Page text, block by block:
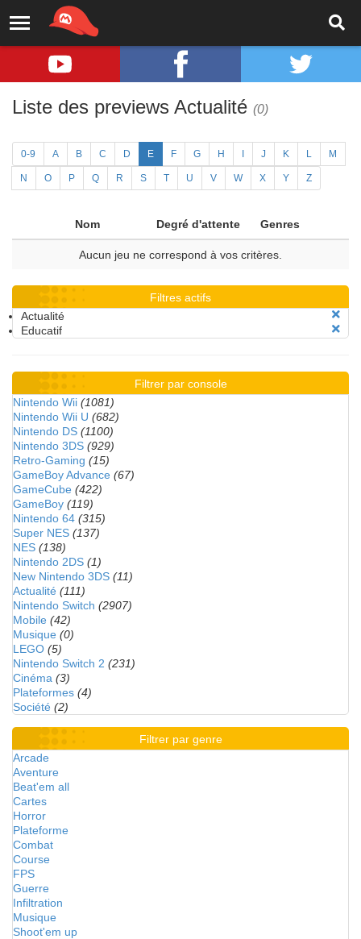
Liste des previews Actualité (0)
0-9 A B C D E F G H J K L M
N O P Q R S T U V W X Y Z
Nom Degré d'attente Genres
Aucun jeu ne correspond à vos critères.
Filtres actifs
Actualité
Educatif
Filtrer par console
Nintendo Wii (1081)
Nintendo Wii U (682)
Nintendo DS (1100)
Nintendo 3DS (929)
Retro-Gaming (15)
GameBoy Advance (67)
GameCube (422)
GameBoy (119)
Nintendo 64 (315)
Super NES (137)
NES (138)
Nintendo 2DS (1)
New Nintendo 3DS (11)
Actualité (111)
Nintendo Switch (2907)
Mobile (42)
Musique (0)
LEGO (5)
Nintendo Switch 2 (231)
Cinéma (3)
Plateformes (4)
Société (2)
Filtrer par genre
Arcade
Aventure
Beat'em all
Cartes
Horror
Plateforme
Combat
Course
FPS
Guerre
Infiltration
Musique
Shoot'em up